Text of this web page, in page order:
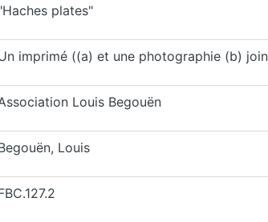
plates"
imprimé ((a) et une photographie (b)
Louis Begouën
Louis